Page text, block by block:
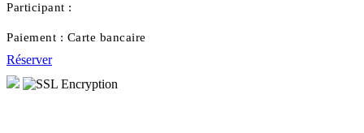
Participant :
Paiement : Carte bancaire
Réserver